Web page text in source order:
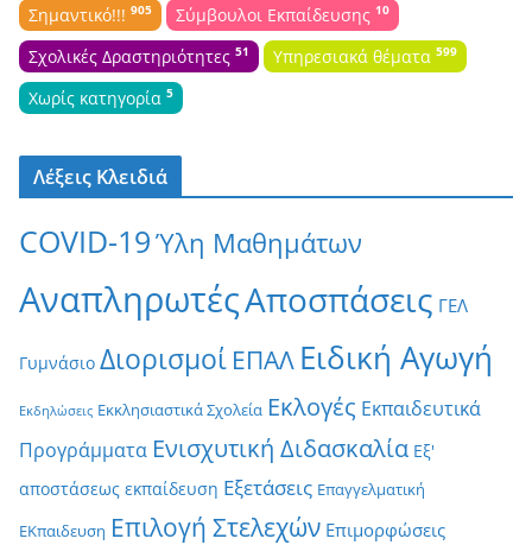
Σημαντικό!!! 905 Σύμβουλοι Εκπαίδευσης 10
Σχολικές Δραστηριότητες 51 Υπηρεσιακά θέματα 599
Χωρίς κατηγορία 5
Λέξεις Κλειδιά
COVID-19Ύλη Μαθημάτων
ΑναπληρωτέςΑποσπάσεις ΓΕΛ
Γυμνάσιο Διορισμοί ΕΠΑΛ Ειδική Αγωγή
Εκδηλώσεις Εκκλησιαστικά Σχολεία Εκλογές Εκπαιδευτικά
Προγράμματα Ενισχυτική Διδασκαλία Εξ'
αποστάσεως εκπαίδευση Εξετάσεις Επαγγελματική
ΕΚπαιδευση Επιλογή Στελεχών Επιμορφώσεις